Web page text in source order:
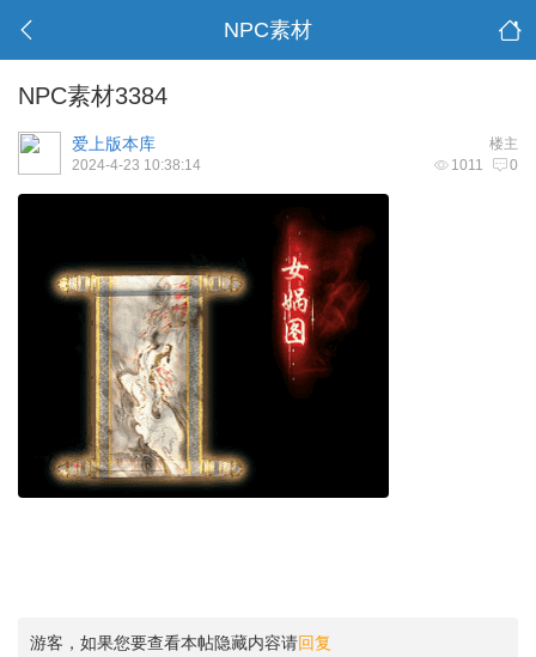
NPC素材
NPC素材3384
楼主
爱上版本库
1011 0
2024-4-23 10:38:14
游客，如果您要查看本帖隐藏内容请回复